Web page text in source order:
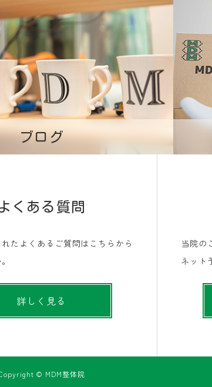
ブログ
くある質問
たよくあるご質問はこちらから
詳しく見る
当院の
ネット
© MDM整体院